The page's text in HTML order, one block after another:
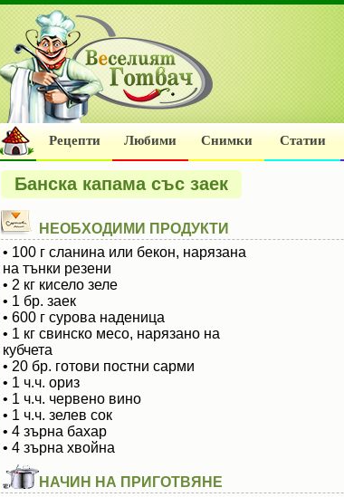
Рецепти Любими Снимки Статии
Банска капама със заек
НЕОБХОДИМИ ПРОДУКТИ
• 100 г сланина или бекон, нарязана
на тънки резени
• 2 кг кисело зеле
• 1 бр. заек
• 600 г сурова наденица
• 1 кг свинско месо, нарязано на
кубчета
• 20 бр. готови постни сарми
• 1 ч.ч. ориз
• 1 ч.ч. червено вино
• 1 ч.ч. зелев сок
• 4 зърна бахар
• 4 зърна хвойна
НАЧИН НА ПРИГОТВЯНЕ